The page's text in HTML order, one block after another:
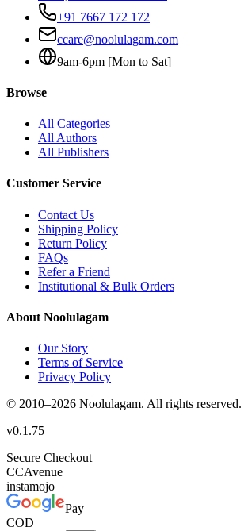
+91 7667 172 172
ccare@noolulagam.com
9am-6pm [Mon to Sat]
Browse
All Categories
All Authors
All Publishers
Customer Service
Contact Us
Shipping Policy
Return Policy
FAQs
Refer a Friend
Institutional & Bulk Orders
About Noolulagam
Our Story
Terms of Service
Privacy Policy
© 2010–2026 Noolulagam. All rights reserved.
v0.1.75
Secure Checkout
CCAvenue
instamojo
Pay
COD